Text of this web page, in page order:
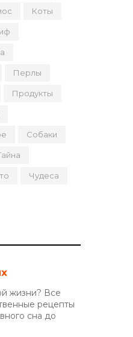
Коты
Перлы
Продукты
Собаки
Чудеса
жизни? Все
рецепты
сна до